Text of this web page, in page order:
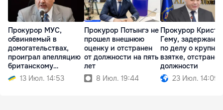
Прокурор МУС,
обвиняемый в
домогательствах,
проиграл апелляцию
британскому
регулятору
13 Июл. 14:53
Прокурор Потынгэ не
прошел внешнюю
оценку и отстранен
от должности на пять
лет
8 Июл. 19:44
Прокурор
Гему,
по делу о крупной
взятке,
должности
23 Июл. 14:09